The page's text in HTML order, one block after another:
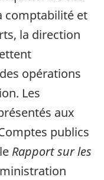
comptabilité et
la direction
opérations
Les
aux
publics
Rapport sur les